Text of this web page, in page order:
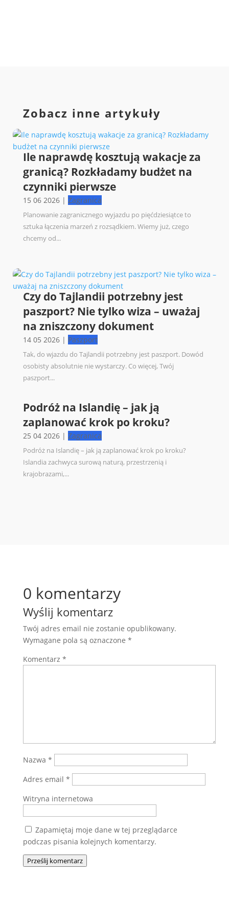
Zobacz inne artykuły
Ile naprawdę kosztują wakacje za
granicą? Rozkładamy budżet na
czynniki pierwsze
15 06 2026| Zagranica
Planowanie zagranicznego wyjazdu po pięćdziesiątce to
sztuka łączenia marzeń z rozsądkiem. Wiemy już, czego
chcemy od...
Czy do Tajlandii potrzebny jest
paszport? Nie tylko wiza – uważaj
na zniszczony dokument
14 05 2026| Paszport
Tak, do wjazdu do Tajlandii potrzebny jest paszport. Dowód
osobisty absolutnie nie wystarczy. Co więcej, Twój
paszport...
Podróż na Islandię – jak ją
zaplanować krok po kroku?
25 04 2026| Zagranica
Podróż na Islandię – jak ją zaplanować krok po kroku?
Islandia zachwyca surową naturą, przestrzenią i
krajobrazami,...
0 komentarzy
Wyślij komentarz
Twój adres email nie zostanie opublikowany.
Wymagane pola są oznaczone *
Komentarz *
Nazwa *
Adres email *
Witryna internetowa
Zapamiętaj moje dane w tej przeglądarce
podczas pisania kolejnych komentarzy.
Prześlij komentarz